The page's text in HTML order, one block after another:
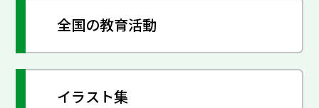
全国の教育活動
イラスト集